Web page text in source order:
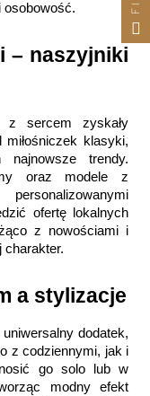
osobowość.
– naszyjniki
z sercem zyskały
klasyki,
trendy.
oraz modele z
ofertę lokalnych
z nowościami i
charakter.
a stylizacje
dodatek,
z codziennymi, jak i
go solo lub w
modny efekt